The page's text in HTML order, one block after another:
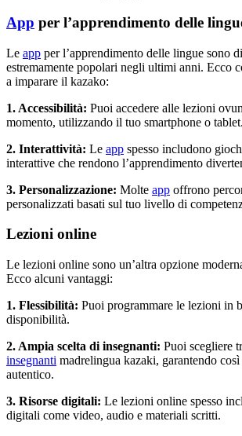
App per l’apprendimento delle
Le app per l’apprendimento delle lingue sono
estremamente popolari negli ultimi anni. Ecco
a imparare il kazako:
1. Accessibilità: Puoi accedere alle lezioni
momento, utilizzando il tuo smartphone o tablet.
2. Interattività: Le app spesso includono
interattive che rendono l’apprendimento
3. Personalizzazione: Molte app offrono
personalizzati basati sul tuo livello di
Lezioni online
Le lezioni online sono un’altra opzione
Ecco alcuni vantaggi:
1. Flessibilità: Puoi programmare le lezioni in
disponibilità.
2. Ampia scelta di insegnanti: Puoi scegliere
insegnanti madrelingua kazaki, garantendo
autentico.
3. Risorse digitali: Le lezioni online spesso
digitali come video, audio e materiali scritti.